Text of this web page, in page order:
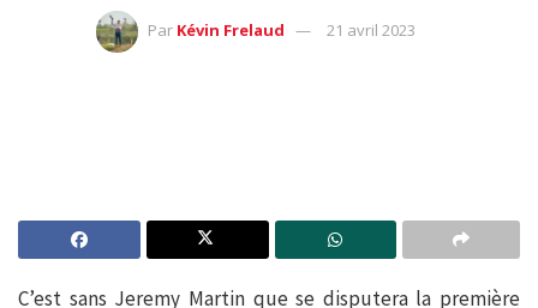
Par Kévin Frelaud 21 avril 2023
C’est sans Jeremy Martin que se disputera la première